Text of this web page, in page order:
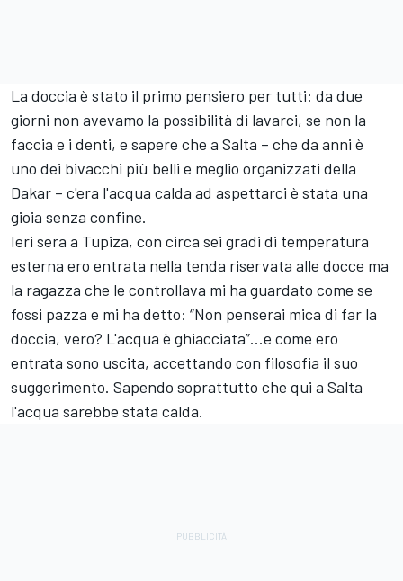
La doccia è stato il primo pensiero per tutti: da due
giorni non avevamo la possibilità di lavarci, se non la
faccia e i denti, e sapere che a Salta – che da anni è
uno dei bivacchi più belli e meglio organizzati della
Dakar – c'era l'acqua calda ad aspettarci è stata una
gioia senza confine.
Ieri sera a Tupiza, con circa sei gradi di temperatura
esterna ero entrata nella tenda riservata alle docce ma
la ragazza che le controllava mi ha guardato come se
fossi pazza e mi ha detto: “Non penserai mica di far la
doccia, vero? L'acqua è ghiacciata”...e come ero
entrata sono uscita, accettando con filosofia il suo
suggerimento. Sapendo soprattutto che qui a Salta
l'acqua sarebbe stata calda.